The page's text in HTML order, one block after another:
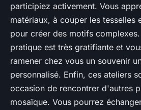
participiez activement. Vous
matériaux, à couper les tesselles
pour créer des motifs
pratique est très gratifiante et
ramener chez vous un souvenir
personnalisé. Enfin, ces ateliers
occasion de rencontrer d'autres
mosaïque. Vous pourrez